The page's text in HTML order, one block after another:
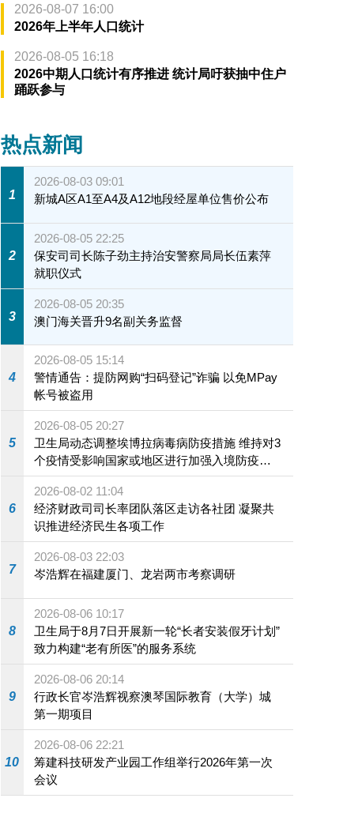
2026-08-07 16:00
2026年上半年人口统计
2026-08-05 16:18
2026中期人口统计有序推进 统计局吁获抽中住户
踊跃参与
热点新闻
1
2026-08-03 09:01
新城A区A1至A4及A12地段经屋单位售价公布
2
2026-08-05 22:25
保安司司长陈子劲主持治安警察局局长伍素萍
就职仪式
3
2026-08-05 20:35
澳门海关晋升9名副关务监督
4
2026-08-05 15:14
警情通告：提防网购“扫码登记”诈骗 以免MPay
帐号被盗用
5
2026-08-05 20:27
卫生局动态调整埃博拉病毒病防疫措施 维持对3
个疫情受影响国家或地区进行加强入境防疫措
施
6
2026-08-02 11:04
经济财政司司长率团队落区走访各社团 凝聚共
识推进经济民生各项工作
7
2026-08-03 22:03
岑浩辉在福建厦门、龙岩两市考察调研
8
2026-08-06 10:17
卫生局于8月7日开展新一轮“长者安装假牙计划”
致力构建“老有所医”的服务系统
9
2026-08-06 20:14
行政长官岑浩辉视察澳琴国际教育（大学）城
第一期项目
10
2026-08-06 22:21
筹建科技研发产业园工作组举行2026年第一次
会议